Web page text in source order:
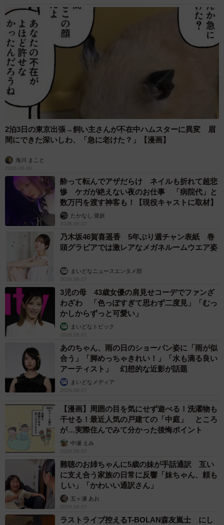
2泊3日の東京出張→飼い主さんが不在中ハムスターに異変 眉
間にできた深いしわ、「急に老けた？」【漫画】
海川 まこと
2026.08.08
酔って転んでアザだらけ ネイルも折れて超悲
惨 ケガが絶えない夜のお仕事 「病院代」と
数万円を渡す神客も！【現役キャストに取材】
たかなし 亜妖
2026.08.07
乃木坂46賀喜遥香 5年ぶり週チャン表紙 巻
頭グラビアでは激レアなメガネルームウエア姿
まいどなニュースエンタメ部
2026.08.07
3児の母 43歳女優の肩見せコーデでファンざ
わざわ 「色っぽすぎて思わず二度見」「むっ
かしからずっと可愛い」
まいどなトピック
2026.08.07
あのちゃん、雨の日のショーパン姿に「雨が似
合う」「脚めっちゃきれい！」「水も滴る良い
アーティスト」 幻想的な近影が話題
まいどなメディア
2026.08.07
【漫画】周囲の目を気にせず遊べる！洗濯物も
干せる！最近人気の戸建ての「中庭」 ところ
が…実際住んでみて分かった後悔ポイント
中瀬 えみ
2026.08.07
難聴のお姉ちゃんに5歳の妹が手話通訳 互い
に支え合う家族の日常に反響「妹ちゃん、頼も
しい」「かわいい通訳さん」
五ヶ瀬 あお
2026.08.07
ラストライブ控えるT-BOLAN森友嵐士 にし